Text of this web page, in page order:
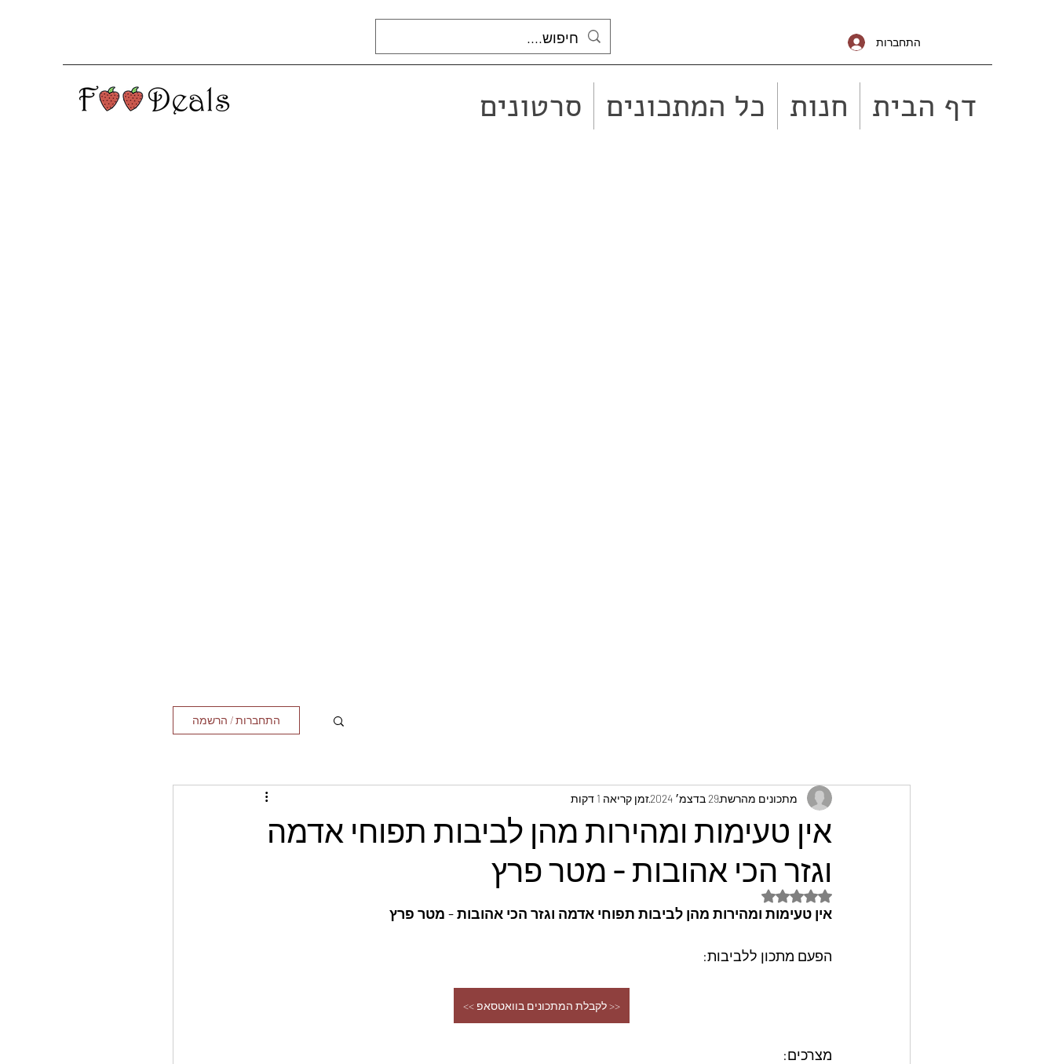
התחברות
דף הבית חנות כל המתכונים סרטונים
התחברות / הרשמה
אין טעימות ומהירות מהן לביבות תפוחי אדמה
וגזר הכי אהובות - מטר פרץ
מתכונים מהרשת29 בדצמ׳ 2024 זמן קריאה 1 דקות
דירוג של NaN מתוך 5 כוכבים
אין טעימות ומהירות מהן לביבות תפוחי אדמה וגזר הכי אהובות - מטר פרץ
הפעם מתכון ללביבות:
<< לקבלת המתכונים בוואטסאפ >>
מצרכים: